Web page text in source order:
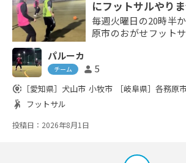
にフットサルやり
毎週火曜日の20時半
原市のおがせフット
ンジョイフットサル
して運動不足、スト
😊 ・年齢層 20代から40代で活動して
運動が好きなら大歓
性の方も参加して
パルーカ
チーム person 5
share_location ［愛知県］ 犬山市 小牧市 ［岐阜県］ 各務原
sports_handball フットサル
投稿日：2026年8月1日